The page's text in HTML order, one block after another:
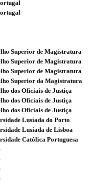
Superior de Magistratura
Superior de Magistratura
Superior de Magistratura
Superior da Magistratura
dos Oficiais de Justiça
dos Oficiais de Justiça
dos Oficiais de Justiça
Lusíada do Porto
Lusíada de Lisboa
Católica Portuguesa